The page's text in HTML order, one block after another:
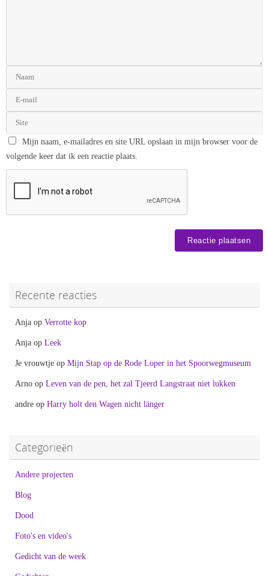
Mijn naam, e-mailadres en site URL opslaan in mijn browser voor de
volgende keer dat ik een reactie plaats.
Recente reacties
Anja op Verrotte kop
Anja op Leek
Je vrouwtje op Mijn Stap op de Rode Loper in het Spoorwegmuseum
Arno op Leven van de pen, het zal Tjeerd Langstraat niet lukken
andre op Harry holt den Wagen nicht länger
Categorieën
Andere projecten
Blog
Dood
Foto's en video's
Gedicht van de week